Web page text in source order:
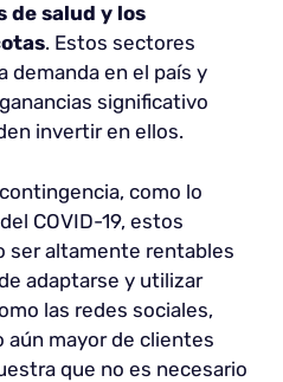
de salud y los
. Estos sectores
demanda en el país y
significativo
invertir en ellos.
como lo
COVID-19, estos
ser altamente rentables
adaptarse y utilizar
las redes sociales,
aún mayor de clientes
que no es necesario